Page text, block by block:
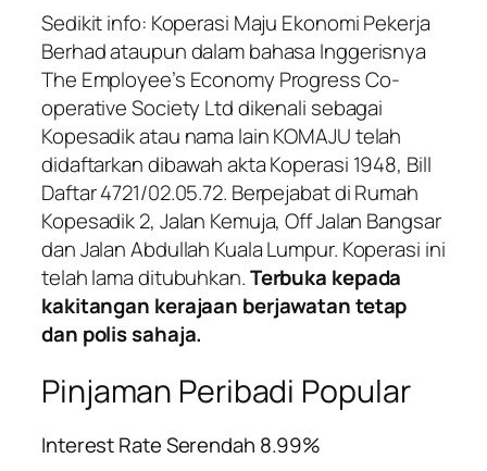
Sedikit info: Koperasi Maju Ekonomi Pekerja
Berhad ataupun dalam bahasa Inggerisnya
The Employee’s Economy Progress Co-
operative Society Ltd dikenali sebagai
Kopesadik atau nama lain KOMAJU telah
didaftarkan dibawah akta Koperasi 1948, Bill
Daftar 4721/02.05.72. Berpejabat di Rumah
Kopesadik 2, Jalan Kemuja, Off Jalan Bangsar
dan Jalan Abdullah Kuala Lumpur. Koperasi ini
telah lama ditubuhkan.Terbuka kepada
kakitangan kerajaan berjawatan tetap
dan polis sahaja.
Pinjaman Peribadi Popular
Interest Rate Serendah 8.99%